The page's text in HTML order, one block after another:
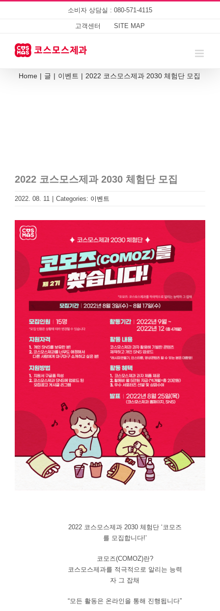
소비자 상담실 : 080-571-4115
고객센터 SITE MAP
Home | 글 | 이벤트 | 2022 코스모스제과 2030 체험단 모집
2022 코스모스제과 2030 체험단 모집
2022. 08. 11 | Categories: 이벤트
2022 코스모스제과 2030 체험단 ‘코모즈
를 모집합니다!’
코모즈(COMOZ)란?
코스모스제과를 적극적으로 알리는 능력
자 그 잡채
“모든 활동은 온라인을 통해 진행됩니다”